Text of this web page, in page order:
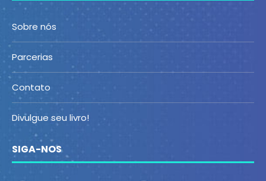
Sobre nós
Parcerias
Contato
Divulgue seu livro!
SIGA-NOS